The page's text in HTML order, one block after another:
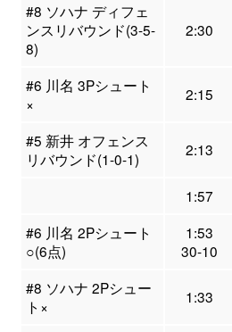
#8 ソハナ ディフェ
ンスリバウンド(3-5-
8)
2:30
#6 川名 3Pシュート
×
2:15
#5 新井 オフェンス
リバウンド(1-0-1)
2:13
1:57
#6 川名 2Pシュート
○(6点)
1:53
30-10
#8 ソハナ 2Pシュー
ト×
1:33